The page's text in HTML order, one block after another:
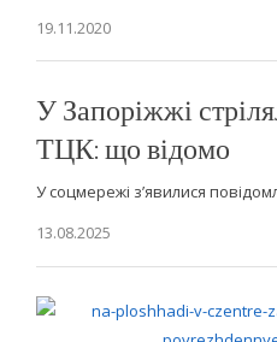
19.11.2020
У Запоріжжі
ТЦК: що відомо
У соцмережі з’явилися
13.08.2025